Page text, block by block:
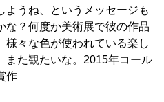
ようね、というメッセージも
な？何度か美術展で彼の作品
様々な色が使われている楽し
また観たいな。2015年コール
作